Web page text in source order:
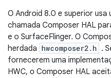
O Android 8.0 e superior usa
chamada Composer HAL
e o SurfaceFlinger. O
herdada hwcomposer2.h .
fornecerem uma
HWC, o Composer HAL